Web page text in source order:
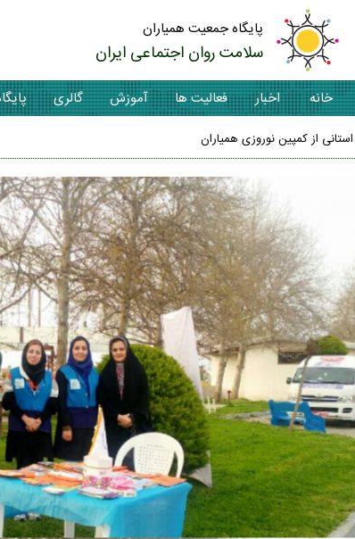
پایگاه جمعیت همیاران
سلامت روان اجتماعی ایران
خانه اخبار فعالیت ها آموزش گالری
استانی از کمپین نوروزی همیاران